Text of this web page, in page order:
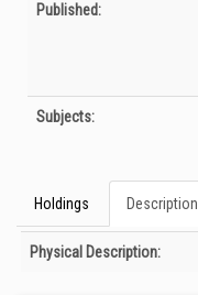
Published:
Subjects:
Holdings Description
Description
Physical Description: